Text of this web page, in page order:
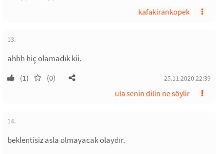
kafakirankopek
13.
ahhh hiç olamadık kii.
(1) (0) 25.11.2020 22:39
ula senin dilin ne söylir
14.
beklentisiz asla olmayacak olaydır.